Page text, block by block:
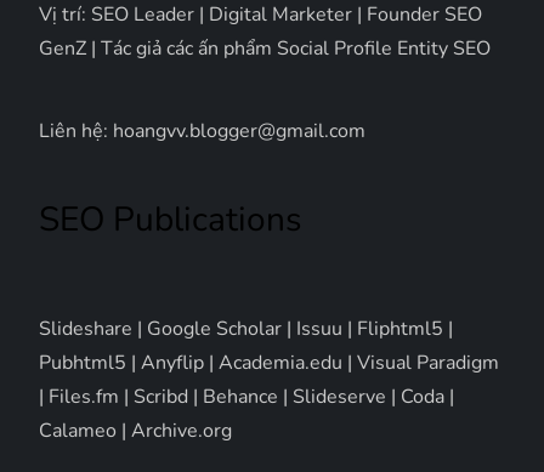
Vị trí: SEO Leader | Digital Marketer | Founder SEO
GenZ | Tác giả các ấn phẩm Social Profile Entity SEO
Liên hệ: hoangvv.blogger@gmail.com
SEO Publications
Slideshare | Google Scholar | Issuu | Fliphtml5 |
Pubhtml5 |Anyflip |Academia.edu |Visual Paradigm
| Files.fm | Scribd | Behance | Slideserve | Coda |
Calameo |Archive.org